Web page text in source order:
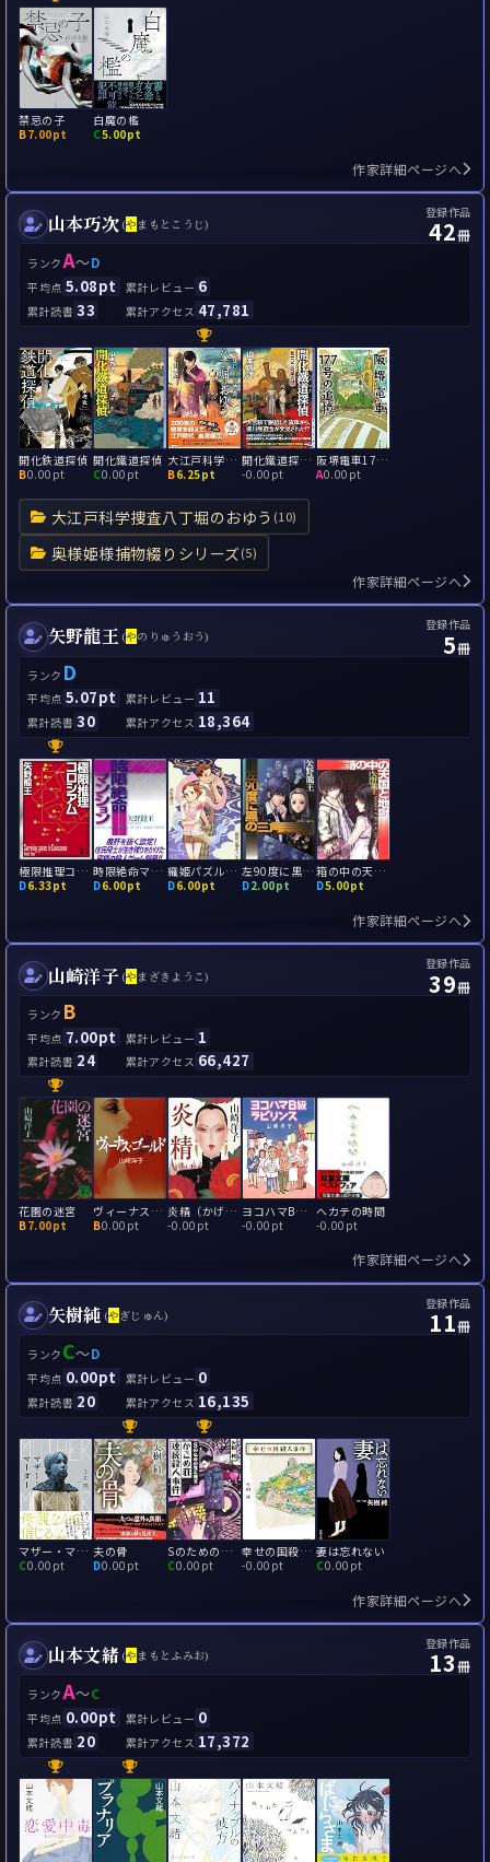
禁忌の子
B7.00pt
白魔の檻
C5.00pt
作家詳細ページへ
山本巧次 (やまもとこうじ)
登録作品
42冊
ランクA～D
平均点 5.08pt 累計レビュー 6
累計読書 33 累計アクセス 47,781
大江戸科学捜査八丁堀のおゆう (10)
奥様姫様捕物綴りシリーズ(5)
開化鉄道探偵
B0.00pt
開化鐵道探偵
C0.00pt
大江戸科学捜査 八丁堀のおゆう
B6.25pt
開化鐵道探偵 第一〇二列車の謎
-0.00pt
阪堺電車177号の追憶
A0.00pt
作家詳細ページへ
矢野龍王 (やのりゅうおう)
登録作品
5冊
ランク D
平均点 5.07pt 累計レビュー 11
累計読書 30 累計アクセス 18,364
極限推理コロシアム
D6.33pt
時限絶命マンション
D6.00pt
織姫パズルブレイク
D6.00pt
左90度に黒の三角
D2.00pt
箱の中の天国と地獄
D5.00pt
作家詳細ページへ
山崎洋子 (やまざきようこ)
登録作品
39冊
ランク B
平均点 7.00pt 累計レビュー 1
累計読書 24 累計アクセス 66,427
花園の迷宮
B7.00pt
ヴィーナス・ゴールド
B0.00pt
炎精（かげろう）
-0.00pt
ヨコハマB級ラビリンス
-0.00pt
ヘカテの時間
-0.00pt
作家詳細ページへ
矢樹純 (や ぎじゅん)
登録作品
11冊
ランク C～D
平均点 0.00pt 累計レビュー 0
累計読書 20 累計アクセス 16,135
マザー・マーダー
C0.00pt
夫の骨
D0.00pt
Sのための覚え書き かごめ荘連続殺人事件
C0.00pt
幸せの国殺人事件
-0.00pt
妻は忘れない
C0.00pt
作家詳細ページへ
山本文緒 (やまもとふみお)
登録作品
13冊
ランクA～C
平均点 0.00pt 累計レビュー 0
累計読書 20 累計アクセス 17,372